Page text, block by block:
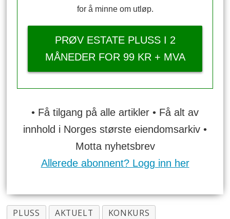
for å minne om utløp.
PRØV ESTATE PLUSS I 2
MÅNEDER FOR 99 KR + MVA
• Få tilgang på alle artikler • Få alt av
innhold i Norges største eiendomsarkiv •
Motta nyhetsbrev
Allerede abonnent? Logg inn her
PLUSS AKTUELT
KONKURS